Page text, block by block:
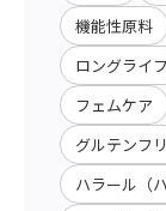
機能性原料
ロングライフ
フェムケア
グルテンフ
ハラール（